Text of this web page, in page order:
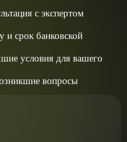
с экспертом
и срок банковской
условия для вашего
вопросы